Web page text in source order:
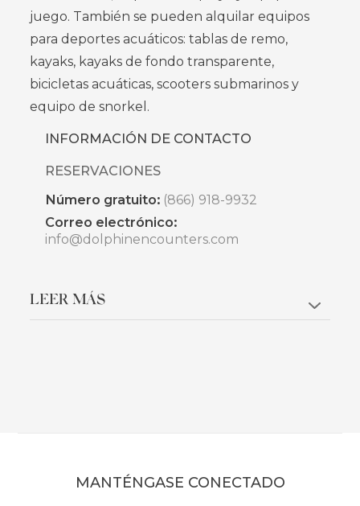
juego. También se pueden alquilar equipos
para deportes acuáticos: tablas de remo,
kayaks, kayaks de fondo transparente,
bicicletas acuáticas, scooters submarinos y
equipo de snorkel.
INFORMACIÓN DE CONTACTO
RESERVACIONES
Número gratuito: (866) 918-9932
Correo electrónico:
info@dolphinencounters.com
LEER MÁS
MANTÉNGASE CONECTADO